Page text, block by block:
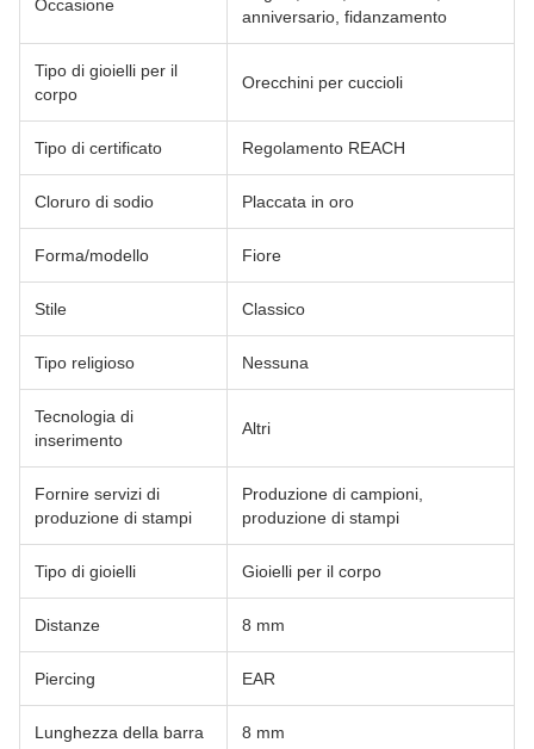
Occasione
anniversario, fidanzamento
Tipo di gioielli per il
corpo
Orecchini per cuccioli
Tipo di certificato Regolamento REACH
Cloruro di sodio Placcata in oro
Forma/modello Fiore
Stile Classico
Tipo religioso Nessuna
Tecnologia di
inserimento
Altri
Fornire servizi di
produzione di stampi
Produzione di campioni,
produzione di stampi
Tipo di gioielli Gioielli per il corpo
Distanze 8 mm
Piercing EAR
Lunghezza della barra 8 mm